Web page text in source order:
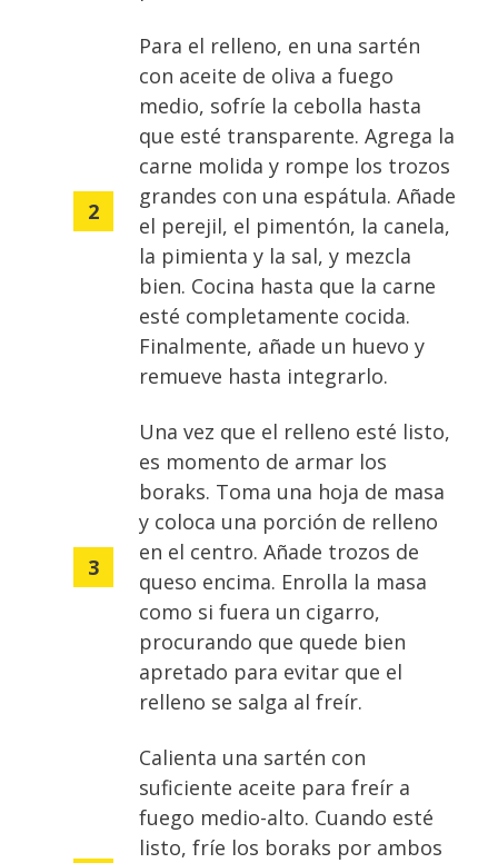
Para el relleno, en una sartén
con aceite de oliva a fuego
medio, sofríe la cebolla hasta
que esté transparente. Agrega la
carne molida y rompe los trozos
grandes con una espátula. Añade
el perejil, el pimentón, la canela,
la pimienta y la sal, y mezcla
bien. Cocina hasta que la carne
esté completamente cocida.
Finalmente, añade un huevo y
remueve hasta integrarlo.
Una vez que el relleno esté listo,
es momento de armar los
boraks. Toma una hoja de masa
y coloca una porción de relleno
en el centro. Añade trozos de
queso encima. Enrolla la masa
como si fuera un cigarro,
procurando que quede bien
apretado para evitar que el
relleno se salga al freír.
Calienta una sartén con
suficiente aceite para freír a
fuego medio-alto. Cuando esté
listo, fríe los boraks por ambos